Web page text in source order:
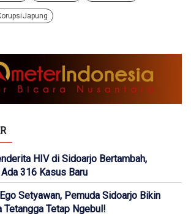
Japung
HIV di Sidoarjo Bertambah,
316 Kasus Baru
Setyawan, Pemuda Sidoarjo Bikin
Tetangga Tetap Ngebul!